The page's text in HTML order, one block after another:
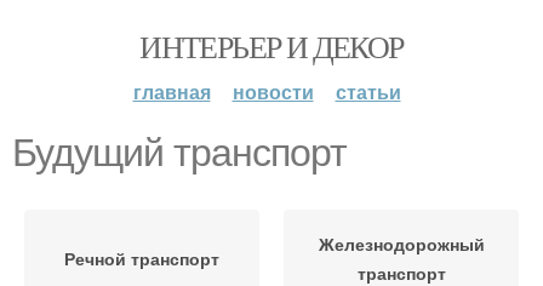
ИНТЕРЬЕР И ДЕКОР
главная новости статьи
Будущий транспорт
Речной транспорт
Железнодорожный
транспорт